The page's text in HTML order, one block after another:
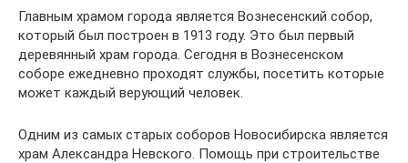
Главным храмом города является Вознесенский собор,
который был построен в 1913 году. Это был первый
деревянный храм города. Сегодня в Вознесенском
соборе ежедневно проходят службы, посетить которые
может каждый верующий человек.
Одним из самых старых соборов Новосибирска является
храм Александра Невского. Помощь при строительстве